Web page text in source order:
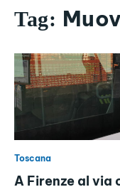
Tag:
Toscana
A Firenze al via